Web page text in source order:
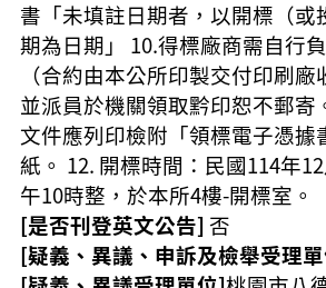
書「未填註日期者，以開標（或
期為日期」 10.得標廠商需自行
（合約由本公所印製交付印刷
並派員於機關領取黔印恕不郵寄
文件應列印檢附「領標電子憑據
紙。 12. 開標時間：民國114年
午10時整，於本所4樓-開標室。
[是否刊登英文公告] 否
[疑義、異議、申訴及檢舉受理